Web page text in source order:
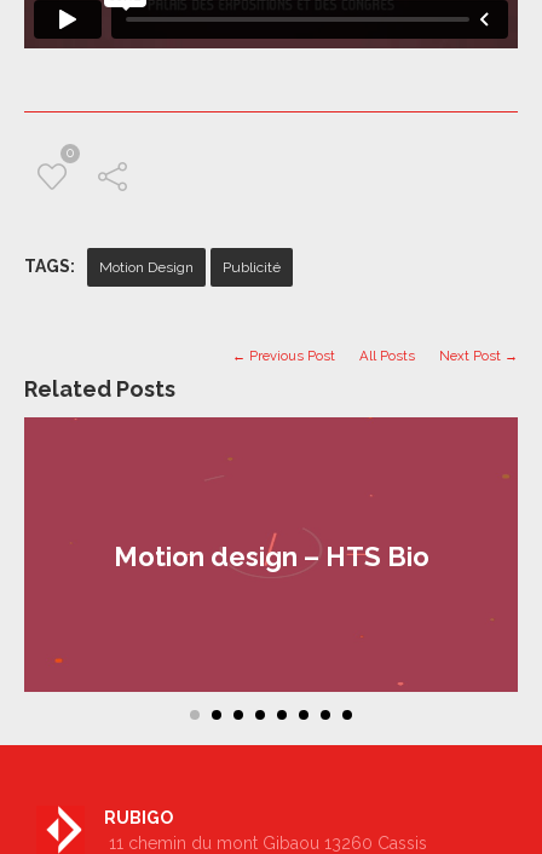
0
TAGS: Motion Design Publicité
Related Posts
← Previous Post All Posts Next Post →
Motion design – HTS Bio
RUBIGO
11 chemin du mont Gibaou 13260 Cassis